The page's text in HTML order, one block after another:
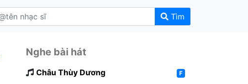
Tìm
Nghe bài hát
Châu Thùy Dương F